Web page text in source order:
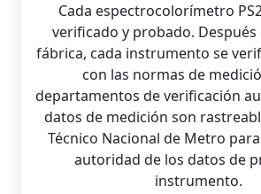
Cada espectrocolorímetro
verificado y probado. Después
fábrica, cada instrumento se
con las normas de
departamentos de verificación
datos de medición son
Técnico Nacional de Metro
autoridad de los datos de
instrumento.